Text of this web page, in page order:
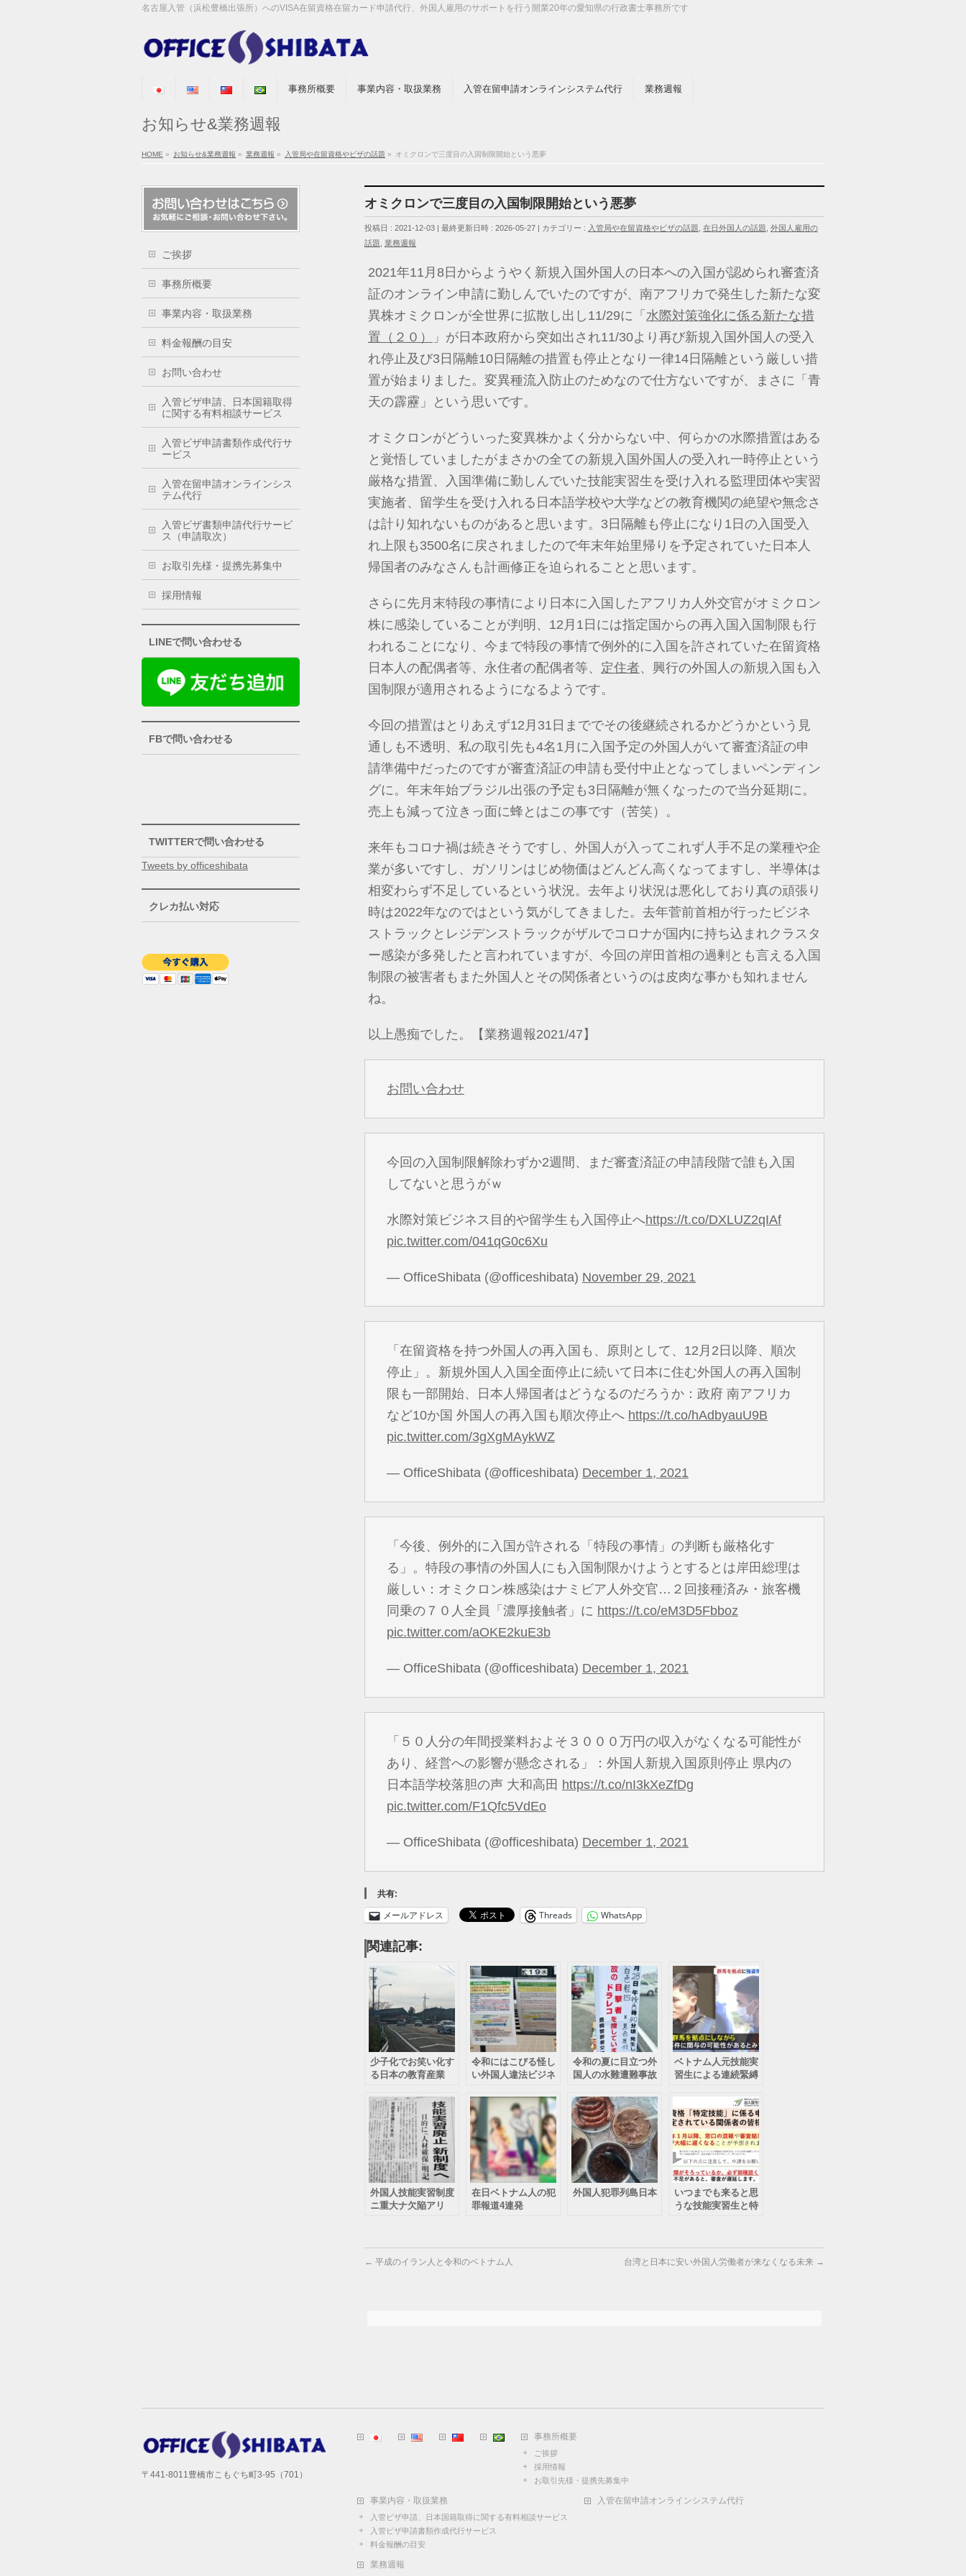
名古屋入管（浜松豊橋出張所）へのVISA在留資格在留カード申請代行、外国人雇用のサポートを行う開業20年の愛知県の行政書士事務所です
事務所概要 事業内容・取扱業務 入管在留申請オンラインシステム代行 業務週報
お知らせ&業務週報
HOME » お知らせ&業務週報 » 業務週報 » 入管局や在留資格やビザの話題 » オミクロンで三度目の入国制限開始という悪夢
オミクロンで三度目の入国制限開始という悪夢
投稿日 : 2021-12-03 最終更新日時 : 2026-05-27 カテゴリー : 入管局や在留資格やビザの話題 在日外国人の話題 外国人雇用の
話題 業務週報
2021年11月8日からようやく新規入国外国人の日本への入国が認められ審査済
証のオンライン申請に勤しんでいたのですが、南アフリカで発生した新たな変
異株オミクロンが全世界に拡散し出し11/29に「 水際対策強化に係る新たな措
置（２０）
」が日本政府から突如出され11/30より再び新規入国外国人の受入
れ停止及び3日隔離10日隔離の措置も停止となり一律14日隔離という厳しい措
置が始まりました。変異種流入防止のためなので仕方ないですが、まさに「青
天の霹靂」という思いです。
オミクロンがどういった変異株かよく分からない中、何らかの水際措置はある
と覚悟していましたがまさかの全ての新規入国外国人の受入れ一時停止という
厳格な措置、入国準備に勤しんでいた技能実習生を受け入れる監理団体や実習
実施者、留学生を受け入れる日本語学校や大学などの教育機関の絶望や無念さ
は計り知れないものがあると思います。3日隔離も停止になり1日の入国受入
れ上限も3500名に戻されましたので年末年始里帰りを予定されていた日本人
帰国者のみなさんも計画修正を迫られることと思います。
さらに先月末特段の事情により日本に入国したアフリカ人外交官がオミクロン
株に感染していることが判明、12月1日には指定国からの再入国入国制限も行
われることになり、今まで特段の事情で例外的に入国を許されていた在留資格
日本人の配偶者等、永住者の配偶者等、 定住者、興行の外国人の新規入国も入
国制限が適用されるようになるようです。
今回の措置はとりあえず12月31日まででその後継続されるかどうかという見
通しも不透明、私の取引先も4名1月に入国予定の外国人がいて審査済証の申
請準備中だったのですが審査済証の申請も受付中止となってしまいペンディン
グに。年末年始ブラジル出張の予定も3日隔離が無くなったので当分延期に。
売上も減って泣きっ面に蜂とはこの事です（苦笑）。
来年もコロナ禍は続きそうですし、外国人が入ってこれず人手不足の業種や企
業が多いですし、ガソリンはじめ物価はどんどん高くなってますし、半導体は
相変わらず不足しているという状況。去年より状況は悪化しており真の頑張り
時は2022年なのではという気がしてきました。去年菅前首相が行ったビジネ
ストラックとレジデンストラックがザルでコロナが国内に持ち込まれクラスタ
ー感染が多発したと言われていますが、今回の岸田首相の過剰とも言える入国
制限の被害者もまた外国人とその関係者というのは皮肉な事かも知れません
ね。
以上愚痴でした。【業務週報2021/47】
お問い合わせ
今回の入国制限解除わずか2週間、まだ審査済証の申請段階で誰も入国
してないと思うがｗ
水際対策ビジネス目的や留学生も入国停止へhttps://t.co/DXLUZ2qIAf
pic.twitter.com/041qG0c6Xu
— OfficeShibata (@officeshibata) November 29, 2021
「在留資格を持つ外国人の再入国も、原則として、12月2日以降、順次
停止」。新規外国人入国全面停止に続いて日本に住む外国人の再入国制
限も一部開始、日本人帰国者はどうなるのだろうか：政府 南アフリカ
など10か国 外国人の再入国も順次停止へ https://t.co/hAdbyauU9B
pic.twitter.com/3gXgMAykWZ
— OfficeShibata (@officeshibata) December 1, 2021
「今後、例外的に入国が許される「特段の事情」の判断も厳格化す
る」。特段の事情の外国人にも入国制限かけようとするとは岸田総理は
厳しい：オミクロン株感染はナミビア人外交官…２回接種済み・旅客機
同乗の７０人全員「濃厚接触者」に https://t.co/eM3D5Fbboz
pic.twitter.com/aOKE2kuE3b
— OfficeShibata (@officeshibata) December 1, 2021
「５０人分の年間授業料およそ３０００万円の収入がなくなる可能性が
あり、経営への影響が懸念される」：外国人新規入国原則停止 県内の
日本語学校落胆の声 大和高田 https://t.co/nI3kXeZfDg
pic.twitter.com/F1Qfc5VdEo
— OfficeShibata (@officeshibata) December 1, 2021
共有:
メールアドレス Threads WhatsApp
関連記事:
少子化でお笑い化す
る日本の教育産業
令和にはこびる怪し
い外国人違法ビジネ
令和の夏に目立つ外
国人の水難遭難事故
ベトナム人元技能実
習生による連続緊縛
外国人技能実習制度
ニ重大ナ欠陥アリ
在日ベトナム人の犯
罪報道4連発
外国人犯罪列島日本
いつまでも来ると思
うな技能実習生と特
← 平成のイラン人と令和のベトナム人 台湾と日本に安い外国人労働者が来なくなる未来 →
ご挨拶
事務所概要
事業内容・取扱業務
料金報酬の目安
お問い合わせ
入管ビザ申請、日本国籍取得
に関する有料相談サービス
入管ビザ申請書類作成代行サ
ービス
入管在留申請オンラインシス
テム代行
入管ビザ書類申請代行サービ
ス（申請取次）
お取引先様・提携先募集中
採用情報
LINEで問い合わせる
FBで問い合わせる
TWITTERで問い合わせる
Tweets by officeshibata
クレカ払い対応
〒441-8011豊橋市こもぐち町3-95（701）
事務所概要
ご挨拶
採用情報
お取引先様・提携先募集中
事業内容・取扱業務
入管ビザ申請、日本国籍取得に関する有料相談サービス
入管ビザ申請書類作成代行サービス
料金報酬の目安
入管在留申請オンラインシステム代行
業務週報